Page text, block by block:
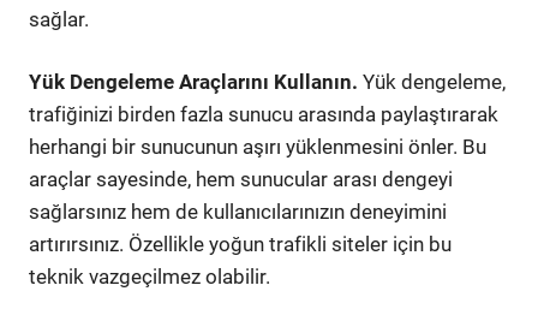
sağlar.
Yük Dengeleme Araçlarını Kullanın. Yük dengeleme,
trafiğinizi birden fazla sunucu arasında paylaştırarak
herhangi bir sunucunun aşırı yüklenmesini önler. Bu
araçlar sayesinde, hem sunucular arası dengeyi
sağlarsınız hem de kullanıcılarınızın deneyimini
artırırsınız. Özellikle yoğun trafikli siteler için bu
teknik vazgeçilmez olabilir.